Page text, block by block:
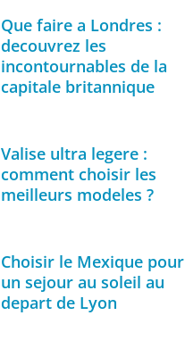
Que faire a Londres :
decouvrez les
incontournables de la
capitale britannique
Valise ultra legere :
comment choisir les
meilleurs modeles ?
Choisir le Mexique pour
un sejour au soleil au
depart de Lyon